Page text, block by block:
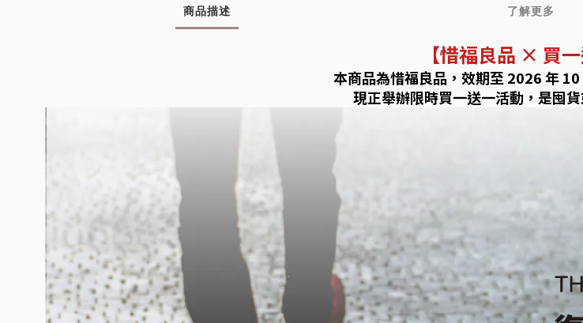
商品描述 了解更多
【惜福良品 × 買一
本商品為惜福良品，效期至 2026 年 10
現正舉辦限時買一送一活動，是囤